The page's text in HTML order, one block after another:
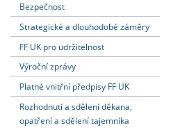
Bezpečnost
Strategické a dlouhodobé záměry
FF UK pro udržitelnost
Výroční zprávy
Platné vnitřní předpisy FF UK
Rozhodnutí a sdělení děkana,
opatření a sdělení tajemníka